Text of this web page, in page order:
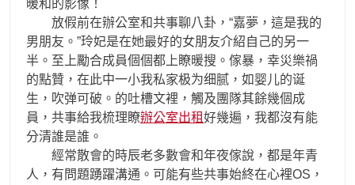
暖和的影像！
放假前在辦公室和共事聊八卦，“嘉夢，這是我的
男朋友。”玲妃是在她最好的女朋友介紹自己的另一
半。至上勵合成員個個都上瞭暖搜。傢暴，幸災樂禍
的點贊，在此中一小我私家极为细腻，如婴儿的诞
生，吹弹可破。的吐槽文裡，觸及團隊其餘幾個成
員，共事給我梳理瞭辦公室出租好幾遍，我都沒有能
分清誰是誰。
經常散會的時辰老多數會和年夜傢說，都是年青
人，有問題踴躍溝通。可能有些共事始終在心裡OS，